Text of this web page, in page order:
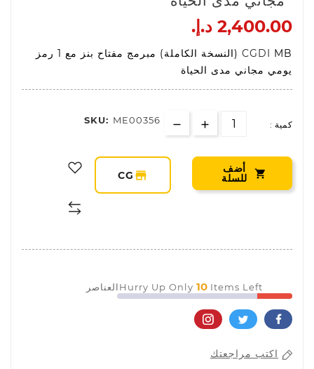
2,400.00 د.إ.‏
CGDI
MB (النسخة الكاملة) مبرمج مفتاح بنز مع 1 رمز
يومي مجاني مدى الحياة
كمية : SKU: ME00356
 أضف
للسلة storefront
CG
Hurry Up Only 10 Items Leftالعناصر
اكتب مراجعتك